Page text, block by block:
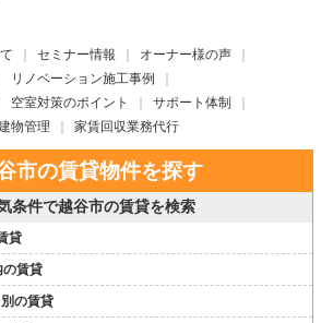
セミナー情報
オーナー様の声
リノベーション施工事例
空室対策のポイント
サポート体制
物管理 家賃回収業務代行
市の賃貸物件を探す
条件で越谷市の賃貸を検索
貸
の賃貸
の賃貸